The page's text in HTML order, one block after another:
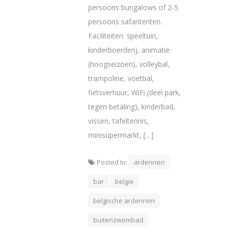
persoons bungalows of 2-5
persoons safaritenten.
Faciliteiten: speeltuin,
kinderboerderij, animatie
(hoogseizoen), volleybal,
trampoline, voetbal,
fietsverhuur, WiFi (deel park,
tegen betaling), kinderbad,
vissen, tafeltennis,
minisupermarkt, […]
Posted In: ardennen
bar belgie
belgische ardennen
buitenzwembad